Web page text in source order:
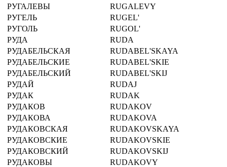
РУГАЛЕВЫ
RUGALEVY
РУГЕЛЬ
RUGEL'
РУГОЛЬ
RUGOL'
РУДА
RUDA
РУДАБЕЛЬСКАЯ
RUDABEL'SKAYA
РУДАБЕЛЬСКИЕ
RUDABEL'SKIE
РУДАБЕЛЬСКИЙ
RUDABEL'SKIJ
РУДАЙ
RUDAJ
РУДАК
RUDAK
РУДАКОВ
RUDAKOV
РУДАКОВА
RUDAKOVA
РУДАКОВСКАЯ
RUDAKOVSKAYA
РУДАКОВСКИЕ
RUDAKOVSKIE
РУДАКОВСКИЙ
RUDAKOVSKIJ
РУДАКОВЫ
RUDAKOVY